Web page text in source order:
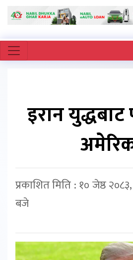
इरान
प्रकाशित मिति : १० जेष्ठ
बजे